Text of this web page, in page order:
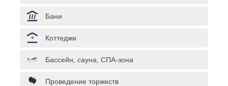
Бани
Коттеджи
Бассейн, сауна, СПА-зона
Проведение торжеств